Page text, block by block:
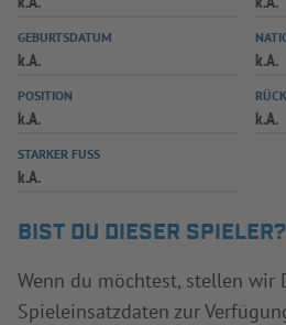
GEBURTSDATUM
k.A. k.A.
POSITION
k.A. k.A.
STARKER FUSS
k.A.
BIST DU DIESER SPIELER?
Wenn du möchtest, stellen wir
Spieleinsatzdaten zur